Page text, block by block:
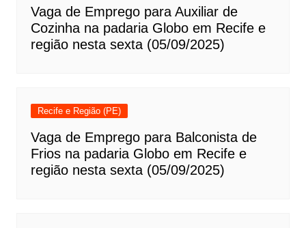
Vaga de Emprego para Auxiliar de
Cozinha na padaria Globo em Recife e
região nesta sexta (05/09/2025)
Recife e Região (PE)
Vaga de Emprego para Balconista de
Frios na padaria Globo em Recife e
região nesta sexta (05/09/2025)